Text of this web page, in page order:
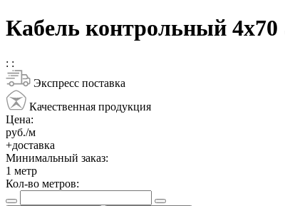
Кабель контрольный
: :
Экспресс поставка
Качественная продукция
Цена:
руб./м
+доставка
Минимальный заказ:
1 метр
Кол-во метров: